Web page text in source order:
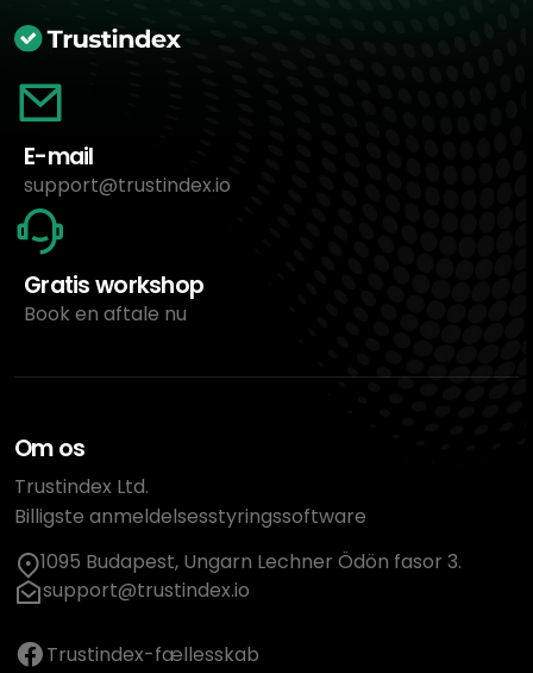
E-mail
support@trustindex.io
Gratis workshop
Book en aftale nu
Om os
Trustindex Ltd.
Billigste anmeldelsesstyringssoftware
1095 Budapest, Ungarn Lechner Ödön fasor 3.
support@trustindex.io
Trustindex-fællesskab